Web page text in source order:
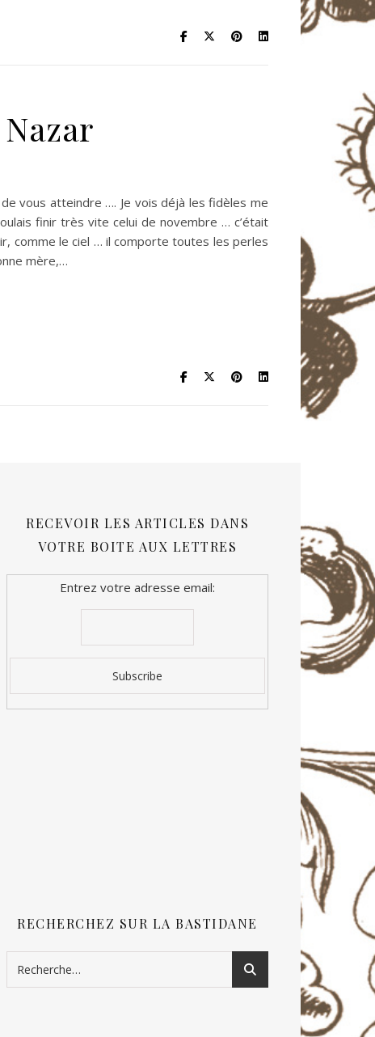
vous atteindre …. Je vois déjà les fidèles me
finir très vite celui de novembre … c’était
comme le ciel … il comporte toutes les perles
mère,…
RECEVOIR LES ARTICLES DANS
VOTRE BOITE AUX LETTRES
Entrez votre adresse email:
RECHERCHEZ SUR LA BASTIDANE